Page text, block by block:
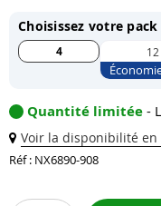
Choisissez votre pack
4 12
Quantité limitée -
Voir la disponibilité en
Réf : NX6890-908